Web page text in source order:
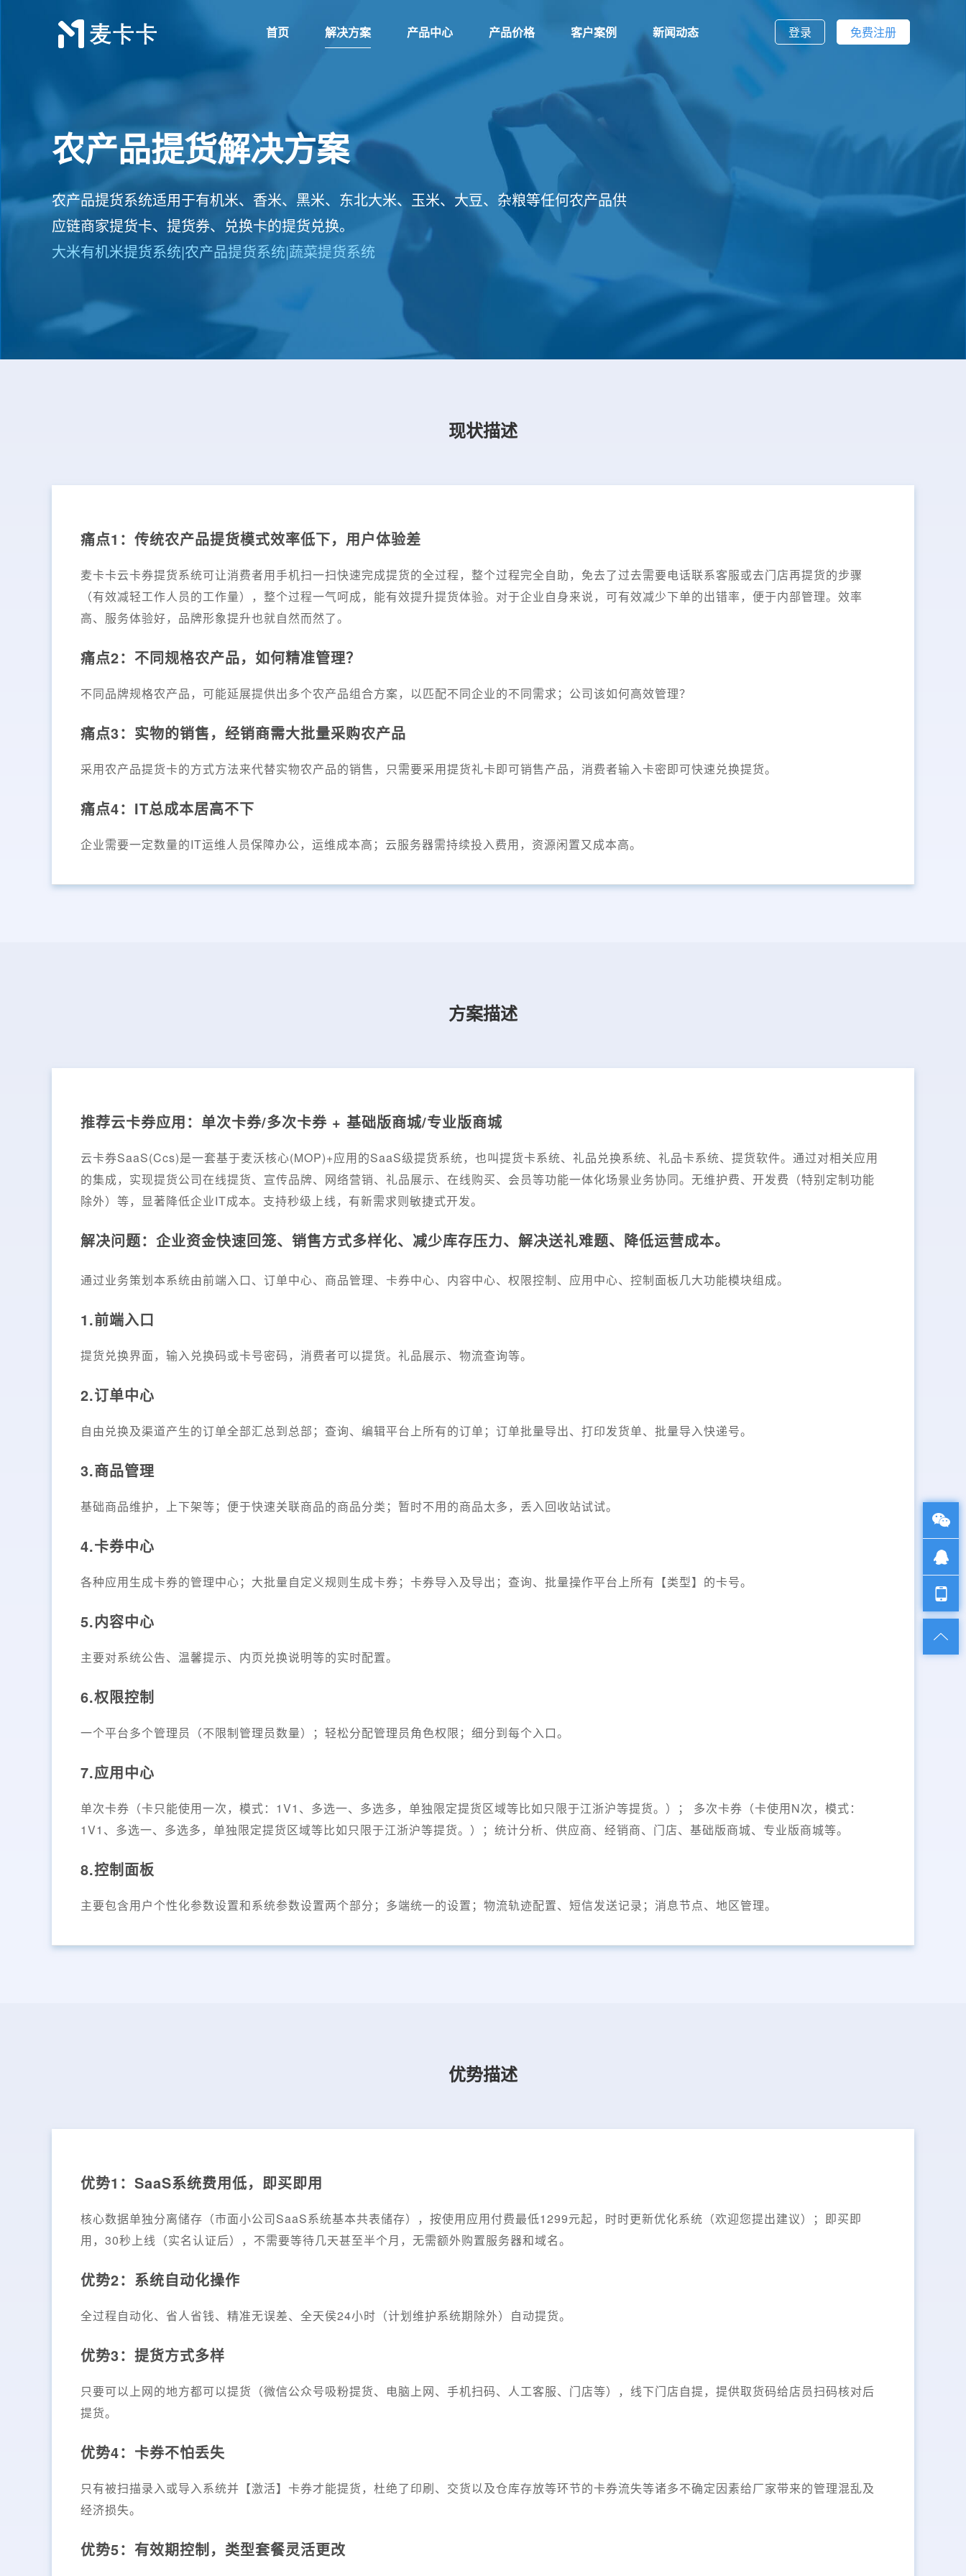
首页 解决方案 产品中心 产品价格 客户案例 新闻动态 登录 免费注册
农产品提货解决方案
农产品提货系统适用于有机米、香米、黑米、东北大米、玉米、大豆、杂粮等任何农产品供
应链商家提货卡、提货券、兑换卡的提货兑换。
大米有机米提货系统|农产品提货系统|蔬菜提货系统
现状描述
痛点1：传统农产品提货模式效率低下，用户体验差
麦卡卡云卡券提货系统可让消费者用手机扫一扫快速完成提货的全过程，整个过程完全自助，免去了过去需要电话联系客服或去门店再提货的步骤
（有效减轻工作人员的工作量），整个过程一气呵成，能有效提升提货体验。对于企业自身来说，可有效减少下单的出错率，便于内部管理。效率
高、服务体验好，品牌形象提升也就自然而然了。
痛点2：不同规格农产品，如何精准管理？
不同品牌规格农产品，可能延展提供出多个农产品组合方案，以匹配不同企业的不同需求；公司该如何高效管理？
痛点3：实物的销售，经销商需大批量采购农产品
采用农产品提货卡的方式方法来代替实物农产品的销售，只需要采用提货礼卡即可销售产品，消费者输入卡密即可快速兑换提货。
痛点4：IT总成本居高不下
企业需要一定数量的IT运维人员保障办公，运维成本高；云服务器需持续投入费用，资源闲置又成本高。
方案描述
推荐云卡券应用：单次卡券/多次卡券 + 基础版商城/专业版商城
云卡券SaaS(Ccs)是一套基于麦沃核心(MOP)+应用的SaaS级提货系统，也叫提货卡系统、礼品兑换系统、礼品卡系统、提货软件。通过对相关应用
的集成，实现提货公司在线提货、宣传品牌、网络营销、礼品展示、在线购买、会员等功能一体化场景业务协同。无维护费、开发费（特别定制功能
除外）等，显著降低企业IT成本。支持秒级上线，有新需求则敏捷式开发。
解决问题：企业资金快速回笼、销售方式多样化、减少库存压力、解决送礼难题、降低运营成本。
通过业务策划本系统由前端入口、订单中心、商品管理、卡券中心、内容中心、权限控制、应用中心、控制面板几大功能模块组成。
1.前端入口
提货兑换界面，输入兑换码或卡号密码，消费者可以提货。礼品展示、物流查询等。
2.订单中心
自由兑换及渠道产生的订单全部汇总到总部；查询、编辑平台上所有的订单；订单批量导出、打印发货单、批量导入快递号。
3.商品管理
基础商品维护，上下架等；便于快速关联商品的商品分类；暂时不用的商品太多，丢入回收站试试。
4.卡券中心
各种应用生成卡券的管理中心；大批量自定义规则生成卡券；卡券导入及导出；查询、批量操作平台上所有【类型】的卡号。
5.内容中心
主要对系统公告、温馨提示、内页兑换说明等的实时配置。
6.权限控制
一个平台多个管理员（不限制管理员数量）；轻松分配管理员角色权限；细分到每个入口。
7.应用中心
单次卡券（卡只能使用一次，模式：1V1、多选一、多选多，单独限定提货区域等比如只限于江浙沪等提货。）； 多次卡券（卡使用N次，模式：
1V1、多选一、多选多，单独限定提货区域等比如只限于江浙沪等提货。）；统计分析、供应商、经销商、门店、基础版商城、专业版商城等。
8.控制面板
主要包含用户个性化参数设置和系统参数设置两个部分；多端统一的设置；物流轨迹配置、短信发送记录；消息节点、地区管理。
优势描述
优势1：SaaS系统费用低，即买即用
核心数据单独分离储存（市面小公司SaaS系统基本共表储存），按使用应用付费最低1299元起，时时更新优化系统（欢迎您提出建议）；即买即
用，30秒上线（实名认证后），不需要等待几天甚至半个月，无需额外购置服务器和域名。
优势2：系统自动化操作
全过程自动化、省人省钱、精准无误差、全天侯24小时（计划维护系统期除外）自动提货。
优势3：提货方式多样
只要可以上网的地方都可以提货（微信公众号吸粉提货、电脑上网、手机扫码、人工客服、门店等），线下门店自提，提供取货码给店员扫码核对后
提货。
优势4：卡券不怕丢失
只有被扫描录入或导入系统并【激活】卡券才能提货，杜绝了印刷、交货以及仓库存放等环节的卡券流失等诸多不确定因素给厂家带来的管理混乱及
经济损失。
优势5：有效期控制，类型套餐灵活更改